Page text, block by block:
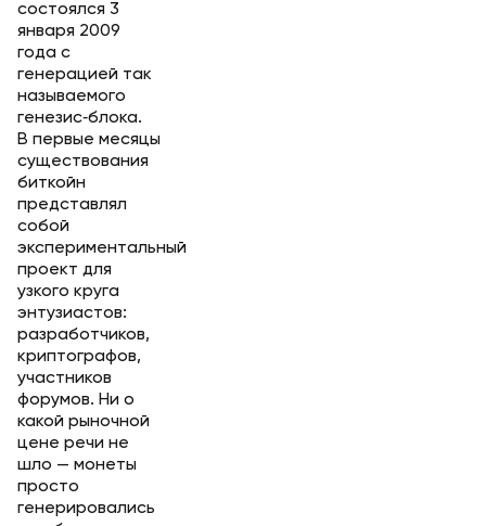
состоялся 3
января 2009
года с
генерацией так
называемого
генезис‑блока.
В первые месяцы
существования
биткойн
представлял
собой
экспериментальный
проект для
узкого круга
энтузиастов:
разработчиков,
криптографов,
участников
форумов. Ни о
какой рыночной
цене речи не
шло — монеты
просто
генерировались